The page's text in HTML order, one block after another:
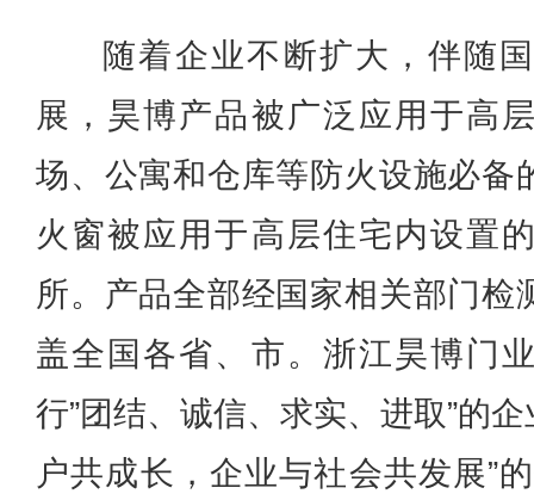
随着企业不断扩大，伴随
展，昊博产品被广泛应用于高
场、公寓和仓库等防火设施必备
火窗被应用于高层住宅内设置
所。产品全部经国家相关部门检
盖全国各省、市。浙江昊博门
行”团结、诚信、求实、进取”的
户共成长，企业与社会共发展”